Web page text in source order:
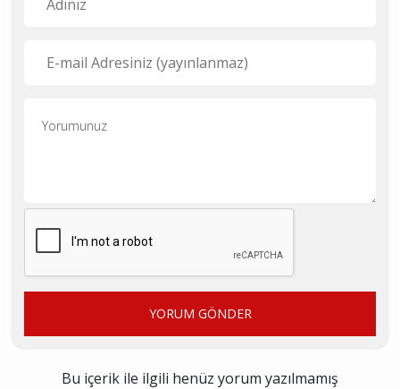
YORUM GÖNDER
Bu içerik ile ilgili henüz yorum yazılmamış